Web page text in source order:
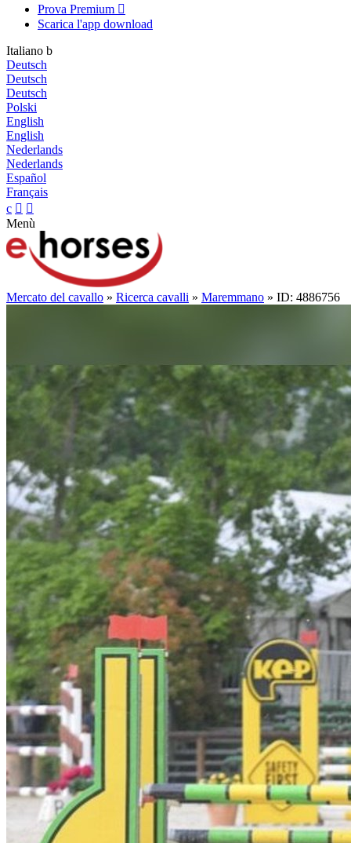
Prova Premium 
Scarica l'app download
Italiano b
Deutsch
Deutsch
Deutsch
Polski
English
English
Nederlands
Nederlands
Español
Français
c  
Menù
Mercato del cavallo » Ricerca cavalli » Maremmano » ID: 4886756